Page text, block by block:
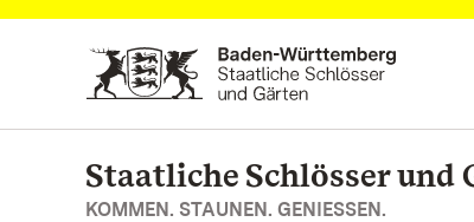
Zum Hauptinhalt springen
Staatliche Schlösser
KOMMEN. STAUNEN. GENIESSEN.